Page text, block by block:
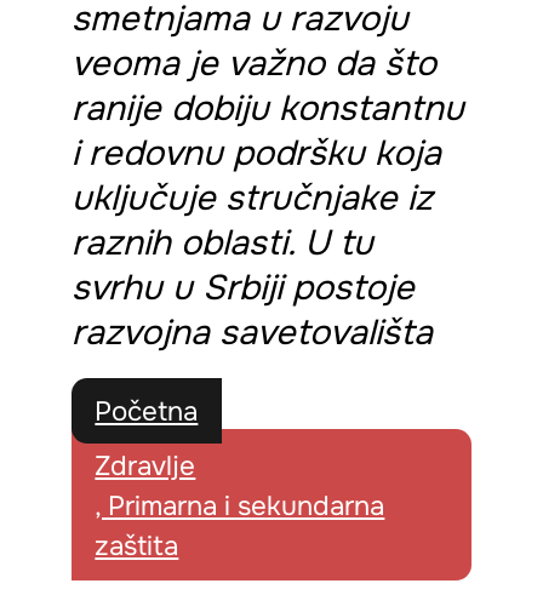
smetnjama u razvoju
veoma je važno da što
ranije dobiju konstantnu
i redovnu podršku koja
uključuje stručnjake iz
raznih oblasti. U tu
svrhu u Srbiji postoje
razvojna savetovališta
Početna
Zdravlje
, Primarna i sekundarna
zaštita